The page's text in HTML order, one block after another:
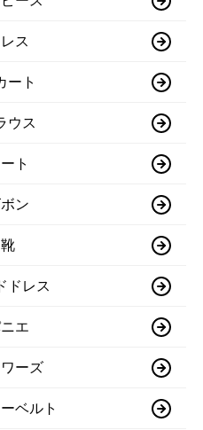
レス
ート
ウス
ト
ン
靴
ドレス
エ
ワーズ
ベルト